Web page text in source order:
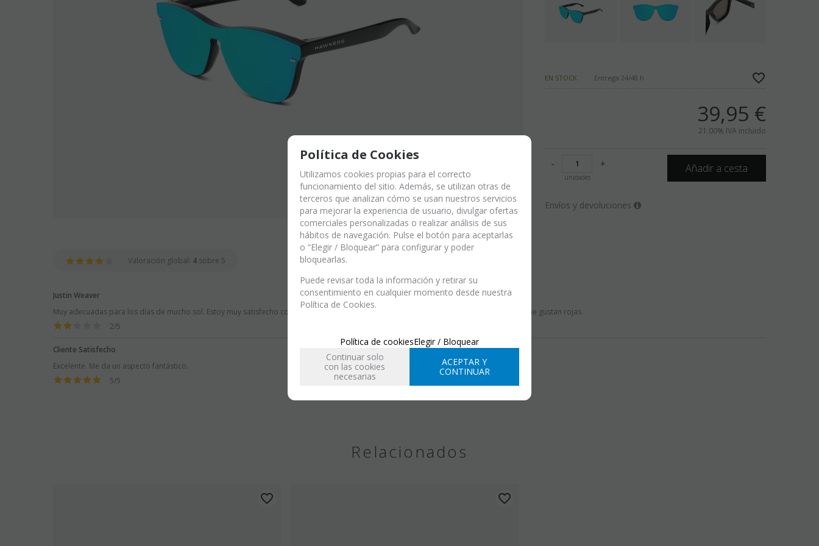
EN STOCK Entrega 24/48 h
39,95 €
21.00% IVA incluido
-
unidades
+ Añadir a cesta
Envíos y devoluciones
Valoración global: 4 sobre 5
Justin Weaver
Muy adecuadas para los días de mucho sol. Estoy muy satisfecho con la compra porque necesitaba unas. Sin embargo son azules y a mí me gustan rojas.
2/5
Cliente Satisfecho
Excelente. Me da un aspecto fantástico.
5/5
Relacionados
Política de Cookies
Utilizamos cookies propias para el correcto
funcionamiento del sitio. Además, se utilizan otras de
terceros que analizan cómo se usan nuestros servicios
para mejorar la experiencia de usuario, divulgar ofertas
comerciales personalizadas o realizar análisis de sus
hábitos de navegación. Pulse el botón para aceptarlas
o “Elegir / Bloquear” para configurar y poder
bloquearlas.
Puede revisar toda la información y retirar su
consentimiento en cualquier momento desde nuestra
Política de Cookies.
Política de cookiesElegir / Bloquear
Continuar solo
con las cookies
necesarias
ACEPTAR Y
CONTINUAR